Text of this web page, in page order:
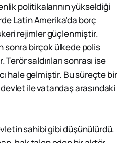
politikalarının yükseldiği
Latin Amerika’da borç
rejimler güçlenmiştir.
sonra birçok ülkede polis
saldırıları sonrası ise
hale gelmiştir. Bu süreçte bir
ile vatandaş arasındaki
sahibi gibi düşünülürdü.